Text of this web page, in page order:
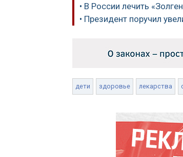
• В России лечить
• Президент поручил
дети здоровье лекарства